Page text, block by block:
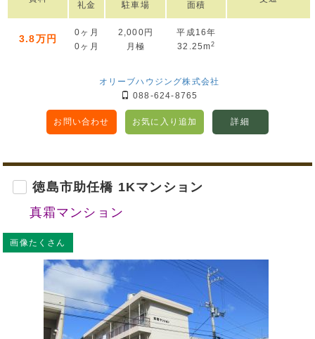
礼金
駐車場
面積
3.8万円
0ヶ月
0ヶ月
2,000円
月極
平成16年
32.25m2
オリーブハウジング株式会社
088-624-8765
お問い合わせ お気に入り追加 詳細
徳島市助任橋 1Kマンション
真霜マンション
画像たくさん